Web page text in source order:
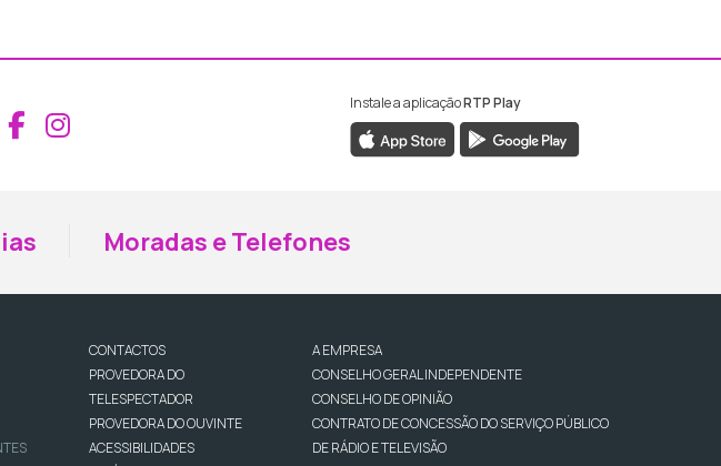
Aceder ao Facebook da RTP Madeira
Aceder ao Instagram da RTP Madeira
Instale a aplicaçãoRTP Play
Moradas e Telefones
CONTACTOS
PROVEDORA DO
TELESPECTADOR
PROVEDORA DO OUVINTE
ACESSIBILIDADES
A EMPRESA
CONSELHO GERAL INDEPENDENTE
CONSELHO DE OPINIÃO
CONTRATO DE CONCESSÃO DO SERVIÇO PÚBLICO
DE RÁDIO E TELEVISÃO